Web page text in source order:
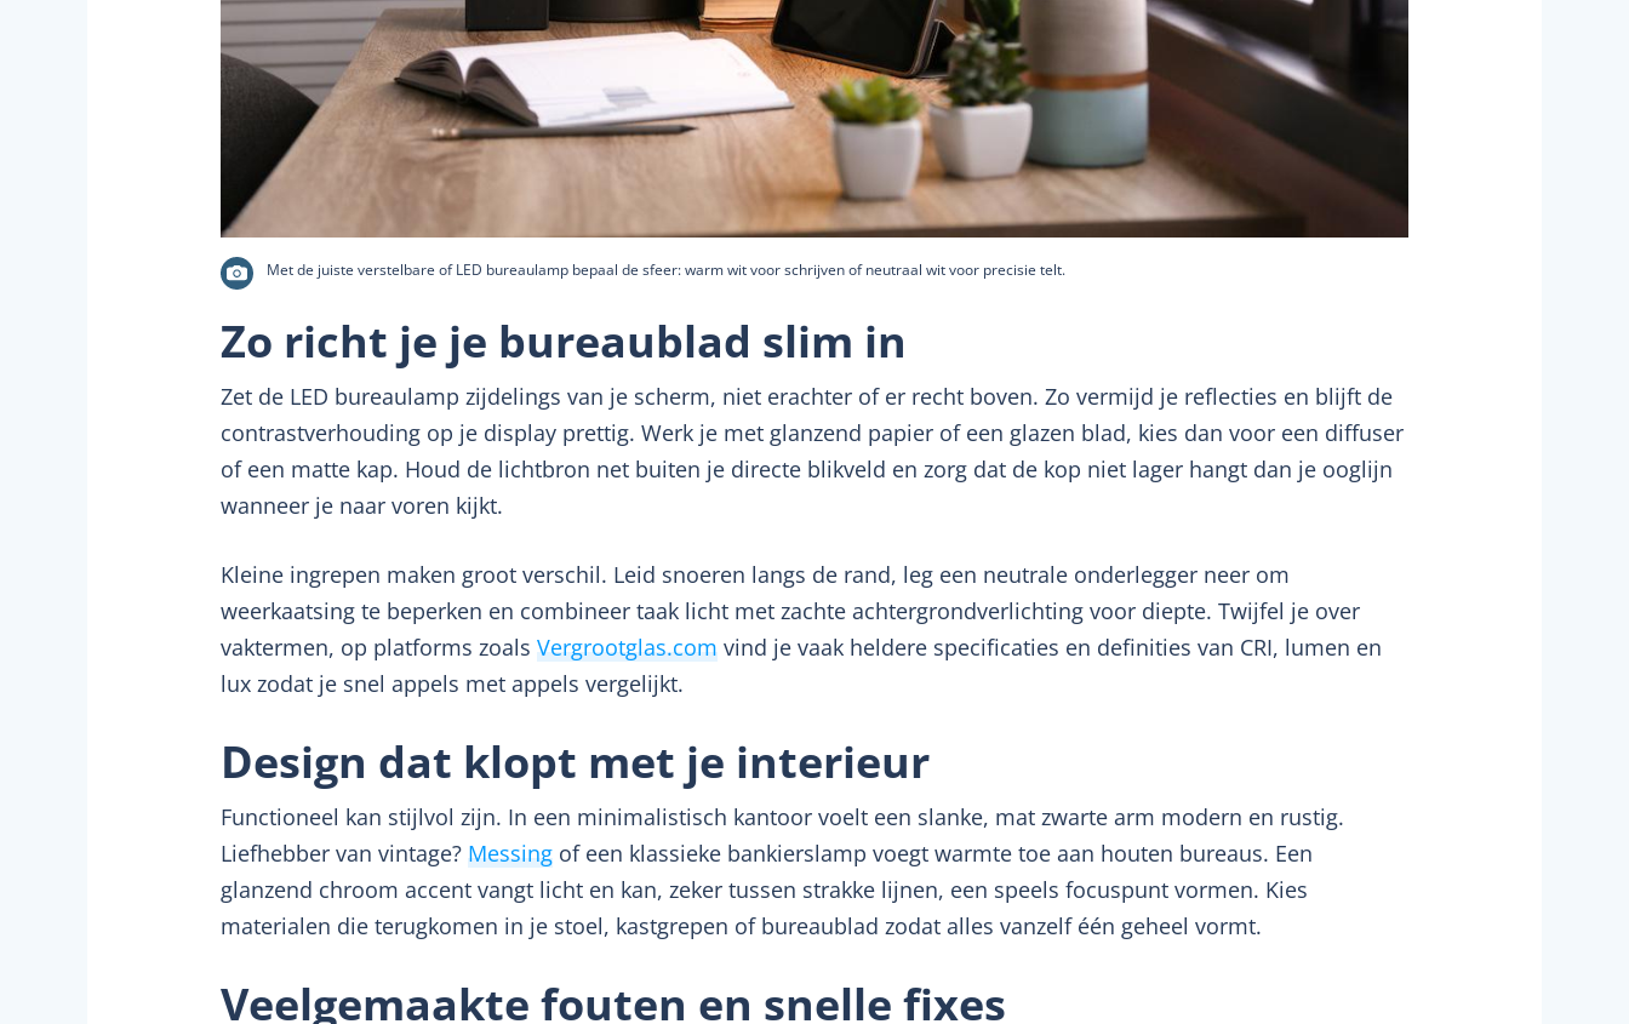
Met de juiste verstelbare of LED bureaulamp bepaal de sfeer: warm wit voor schrijven of neutraal wit voor precisie telt.
Zo richt je je bureaublad slim in
Zet de LED bureaulamp zijdelings van je scherm, niet erachter of er recht boven. Zo vermijd je reflecties en blijft de
contrastverhouding op je display prettig. Werk je met glanzend papier of een glazen blad, kies dan voor een diffuser
of een matte kap. Houd de lichtbron net buiten je directe blikveld en zorg dat de kop niet lager hangt dan je ooglijn
wanneer je naar voren kijkt.
Kleine ingrepen maken groot verschil. Leid snoeren langs de rand, leg een neutrale onderlegger neer om
weerkaatsing te beperken en combineer taak licht met zachte achtergrondverlichting voor diepte. Twijfel je over
vaktermen, op platforms zoals Vergrootglas.com vind je vaak heldere specificaties en definities van CRI, lumen en
lux zodat je snel appels met appels vergelijkt.
Design dat klopt met je interieur
Functioneel kan stijlvol zijn. In een minimalistisch kantoor voelt een slanke, mat zwarte arm modern en rustig.
Liefhebber van vintage? Messing of een klassieke bankierslamp voegt warmte toe aan houten bureaus. Een
glanzend chroom accent vangt licht en kan, zeker tussen strakke lijnen, een speels focuspunt vormen. Kies
materialen die terugkomen in je stoel, kastgrepen of bureaublad zodat alles vanzelf één geheel vormt.
Veelgemaakte fouten en snelle fixes